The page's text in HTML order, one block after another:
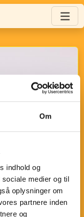
Om
indhold og
medier og til
oplysninger om
partnere inden
og